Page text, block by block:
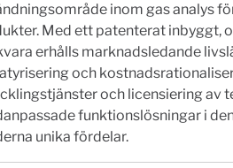
inom gas analys
Med ett patenterat inbyggt,
erhålls marknadsledande
och
och licensiering av
funktionslösningar i
unika fördelar.